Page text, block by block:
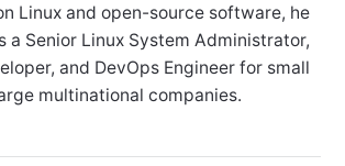
Linux and open-source software, he
a Senior Linux System Administrator,
and DevOps Engineer for small
multinational companies.